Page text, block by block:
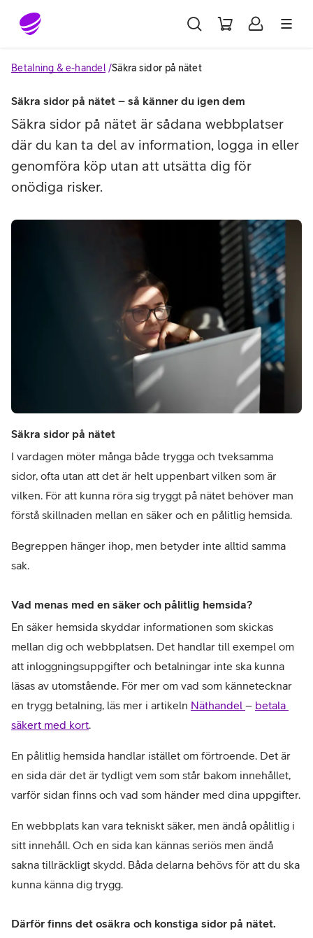
Gå till sidans innehåll
Betalning & e-handel Säkra sidor på nätet
Säkra sidor på nätet – så känner du igen dem
Säkra sidor på nätet är sådana webbplatser
där du kan ta del av information, logga in eller
genomföra köp utan att utsätta dig för
onödiga risker.
Säkra sidor på nätet
I vardagen möter många både trygga och tveksamma
sidor, ofta utan att det är helt uppenbart vilken som är
vilken. För att kunna röra sig tryggt på nätet behöver man
förstå skillnaden mellan en säker och en pålitlig hemsida.
Begreppen hänger ihop, men betyder inte alltid samma
sak.
Vad menas med en säker och pålitlig hemsida?
En säker hemsida skyddar informationen som skickas
mellan dig och webbplatsen. Det handlar till exempel om
att inloggningsuppgifter och betalningar inte ska kunna
läsas av utomstående. För mer om vad som kännetecknar
en trygg betalning, läs mer i artikeln Näthandel – betala
säkert med kort.
En pålitlig hemsida handlar istället om förtroende. Det är
en sida där det är tydligt vem som står bakom innehållet,
varför sidan finns och vad som händer med dina uppgifter.
En webbplats kan vara tekniskt säker, men ändå opålitlig i
sitt innehåll. Och en sida kan kännas seriös men ändå
sakna tillräckligt skydd. Båda delarna behövs för att du ska
kunna känna dig trygg.
Därför finns det osäkra och konstiga sidor på nätet.